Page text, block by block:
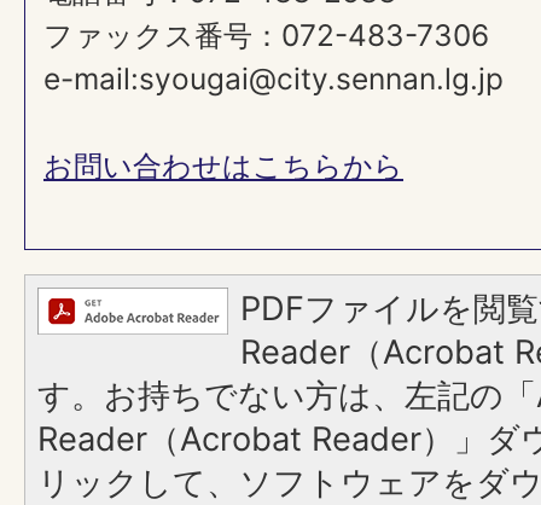
ファックス番号：072-483-7306
e-mail:syougai@city.sennan.lg.jp
お問い合わせはこちらから
PDFファイルを閲
Reader（Acrobat
す。お持ちでない方は、左記の
Reader（Acrobat Reader）」ダ
リックして、ソフトウェアをダ